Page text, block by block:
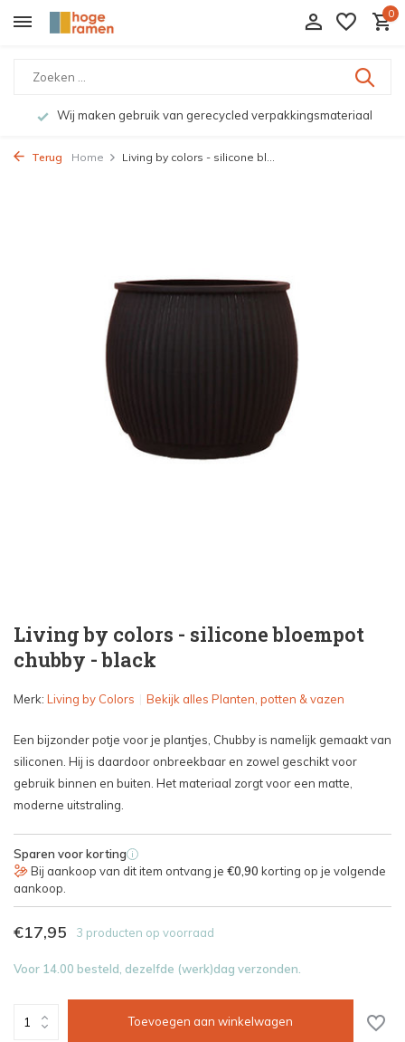
0
Wij maken gebruik van gerecycled verpakkingsmateriaal
Terug Home Living by colors - silicone bl...
Living by colors - silicone bloempot
chubby - black
Merk: Living by Colors Bekijk alles Planten, potten & vazen
Een bijzonder potje voor je plantjes, Chubby is namelijk gemaakt van
siliconen. Hij is daardoor onbreekbaar en zowel geschikt voor
gebruik binnen en buiten. Het materiaal zorgt voor een matte,
moderne uitstraling.
Sparen voor korting i
Bij aankoop van dit item ontvang je €0,90 korting op je volgende
aankoop.
€17,95 3 producten op voorraad
Voor 14.00 besteld, dezelfde (werk)dag verzonden.
Toevoegen aan winkelwagen